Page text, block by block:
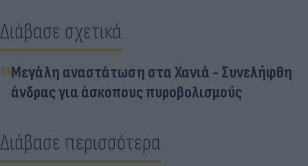
Διάβασε σχετικά
Μεγάλη αναστάτωση στα Χανιά - Συνελήφθη
άνδρας για άσκοπους πυροβολισμούς
Διάβασε περισσότερα